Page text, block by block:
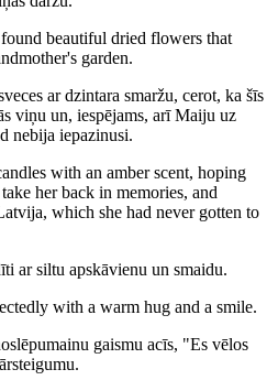
beautiful dried flowers that
garden.
ar dzintara smaržu, cerot, ka šīs
viņu un, iespējams, arī Maiju uz
nebija iepazinusi.
with an amber scent, hoping
her back in memories, and
which she had never gotten to
ar siltu apskāvienu un smaidu.
with a warm hug and a smile.
gaismu acīs, "Es vēlos